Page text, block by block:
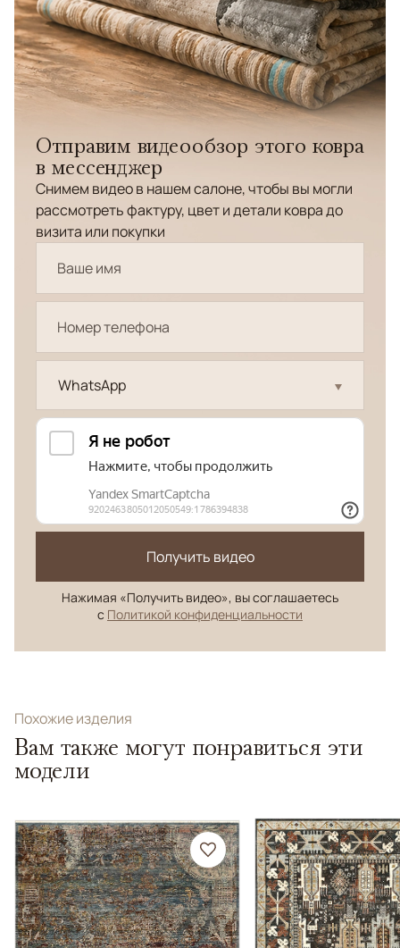
Отправим видеообзор этого ковра
в мессенджер
Снимем видео в нашем салоне, чтобы вы могли
рассмотреть фактуру, цвет и детали ковра до
визита или покупки
WhatsApp
Получить видео
Нажимая «Получить видео», вы соглашаетесь
с Политикой конфиденциальности
Похожие изделия
Вам также могут понравиться эти
модели